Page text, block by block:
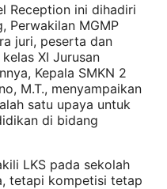
Reception ini dihadiri
Perwakilan MGMP
juri, peserta dan
XI Jurusan
Kepala SMKN 2
M.T., menyampaikan
satu upaya untuk
di bidang
LKS pada sekolah
tetapi kompetisi tetap